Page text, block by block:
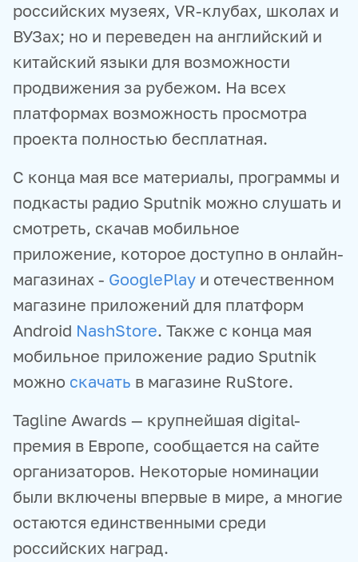
российских музеях, VR-клубах, школах и
ВУЗах; но и переведен на английский и
китайский языки для возможности
продвижения за рубежом. На всех
платформах возможность просмотра
проекта полностью бесплатная.
С конца мая все материалы, программы и
подкасты радио Sputnik можно слушать и
смотреть, скачав мобильное
приложение, которое доступно в онлайн-
магазинах - GooglePlay и отечественном
магазине приложений для платформ
Android NashStore. Также с конца мая
мобильное приложение радио Sputnik
можно скачать в магазине RuStore.
Tagline Awards — крупнейшая digital-
премия в Европе, сообщается на сайте
организаторов. Некоторые номинации
были включены впервые в мире, а многие
остаются единственными среди
российских наград.